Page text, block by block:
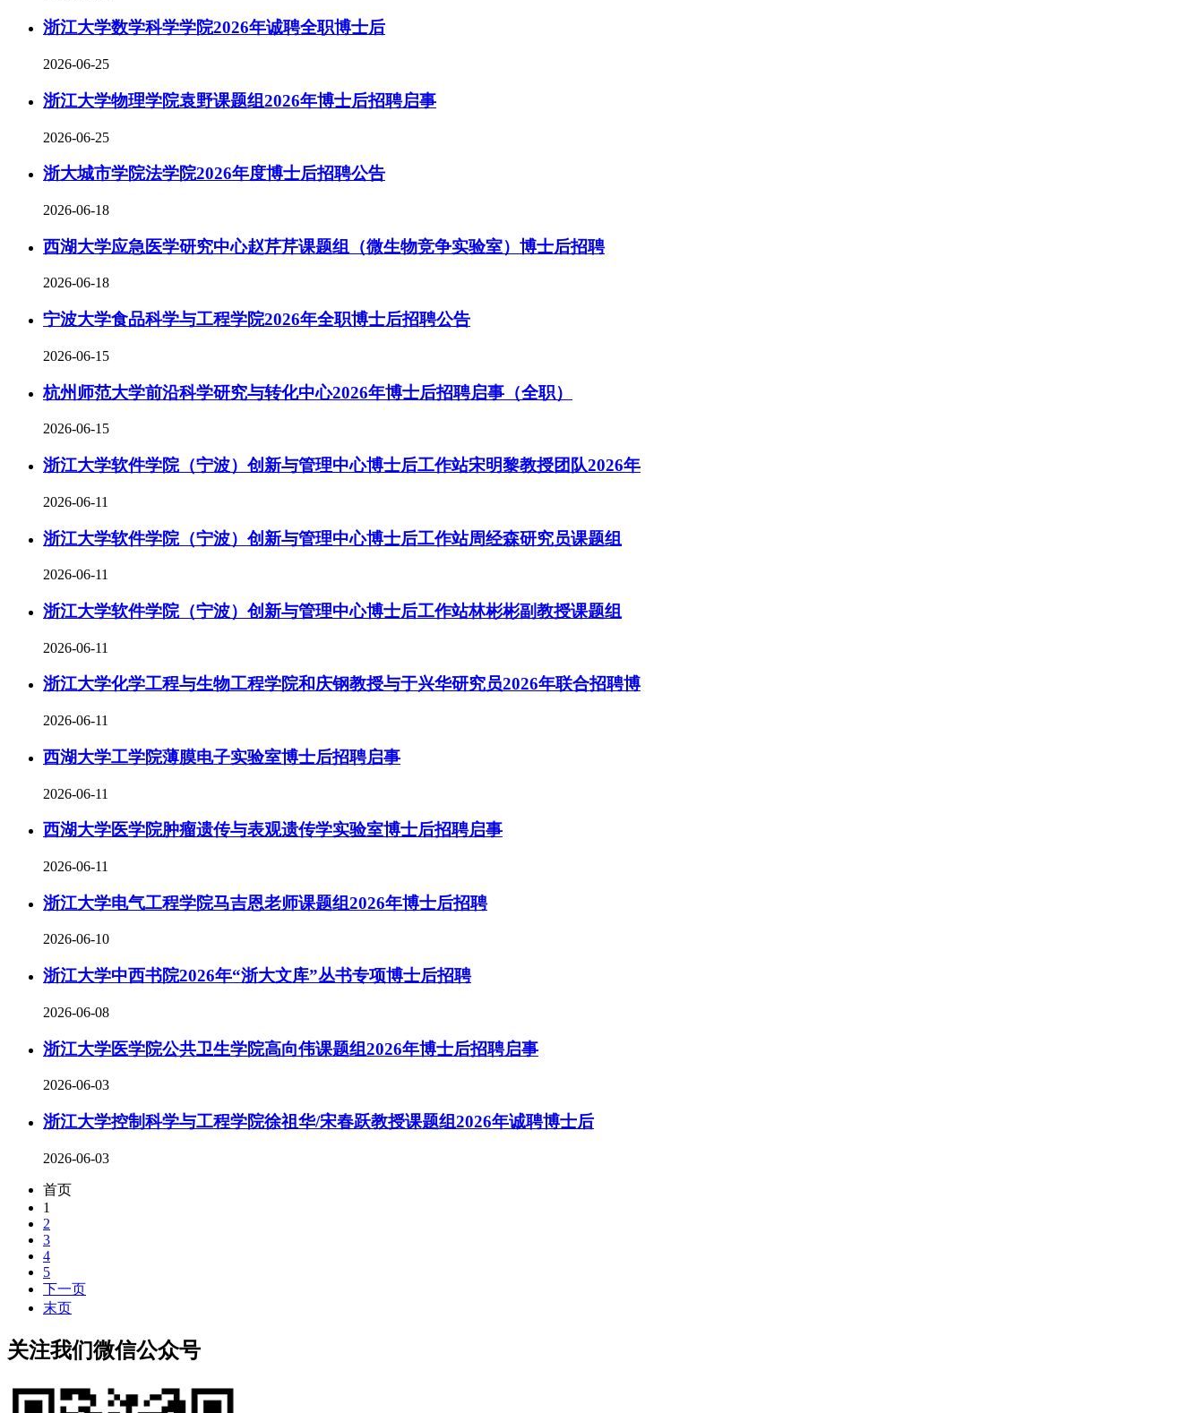
浙江大学数学科学学院2026年诚聘全职博士后
2026-06-25
浙江大学物理学院袁野课题组2026年博士后招聘启事
2026-06-25
浙大城市学院法学院2026年度博士后招聘公告
2026-06-18
西湖大学应急医学研究中心赵芹芹课题组（微生物竞争实验室）博士后招聘
2026-06-18
宁波大学食品科学与工程学院2026年全职博士后招聘公告
2026-06-15
杭州师范大学前沿科学研究与转化中心2026年博士后招聘启事（全职）
2026-06-15
浙江大学软件学院（宁波）创新与管理中心博士后工作站宋明黎教授团队2026年
2026-06-11
浙江大学软件学院（宁波）创新与管理中心博士后工作站周经森研究员课题组
2026-06-11
浙江大学软件学院（宁波）创新与管理中心博士后工作站林彬彬副教授课题组
2026-06-11
浙江大学化学工程与生物工程学院和庆钢教授与于兴华研究员2026年联合招聘博
2026-06-11
西湖大学工学院薄膜电子实验室博士后招聘启事
2026-06-11
西湖大学医学院肿瘤遗传与表观遗传学实验室博士后招聘启事
2026-06-11
浙江大学电气工程学院马吉恩老师课题组2026年博士后招聘
2026-06-10
浙江大学中西书院2026年“浙大文库”丛书专项博士后招聘
2026-06-08
浙江大学医学院公共卫生学院高向伟课题组2026年博士后招聘启事
2026-06-03
浙江大学控制科学与工程学院徐祖华/宋春跃教授课题组2026年诚聘博士后
2026-06-03
首页
1
2
3
4
5
下一页
末页
关注我们微信公众号